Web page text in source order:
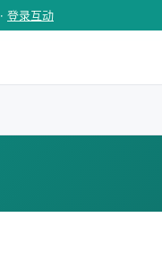
· 登录互动